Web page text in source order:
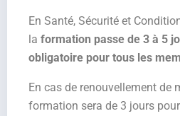
En Santé, Sécurité et
la formation passe de 3 à 5
obligatoire pour tous les
En cas de renouvellement de
formation sera de 3 jours